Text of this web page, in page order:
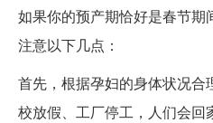
如果你的预产期恰好是春节
注意以下几点：
首先，根据孕妇的身体状况合
校放假、工厂停工，人们会